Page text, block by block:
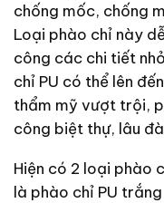
chống mốc, chống
Loại phào chỉ này
công các chi tiết
chỉ PU có thể lên
thẩm mỹ vượt trội,
công biệt thự, lâu
Hiện có 2 loại phào
là phào chỉ PU